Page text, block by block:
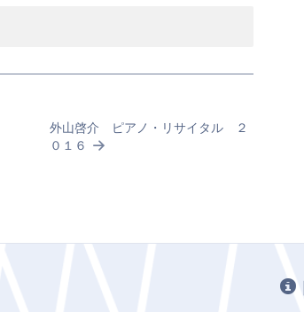
外山啓介 ピアノ・リサイタル ２
０１６